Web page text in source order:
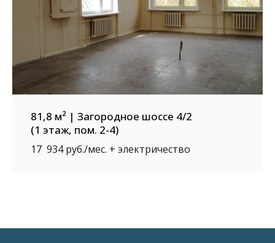
81,8 м² | Загородное шоссе 4/2
(1 этаж, пом. 2-4)
17 934 руб./мес. + электричество